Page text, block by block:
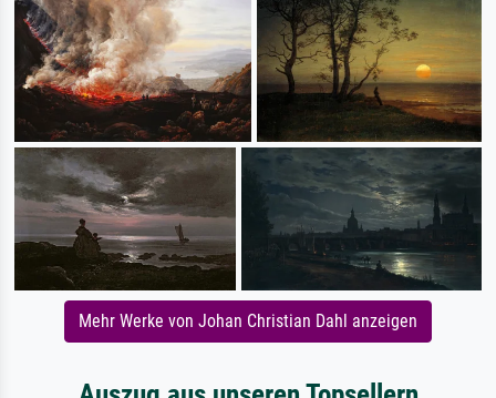
Mehr Werke von Johan Christian Dahl anzeigen